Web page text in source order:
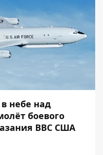
небе над
боевого
ВВС США